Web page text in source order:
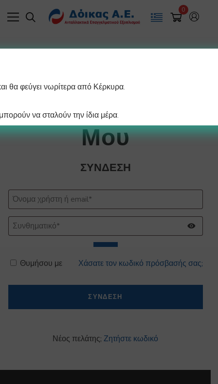
0
Ο Λογαριασμός
Μου
ΣΎΝΔΕΣΗ
Θυμήσου με Χάσατε τον κωδικό πρόσβασής σας;
ΣΥΝΔΕΣΗ
Νέος πελάτης; Ζητήστε κωδικό
θα φεύγει νωρίτερα από Κέρκυρα.
να σταλούν την ίδια μέρα.